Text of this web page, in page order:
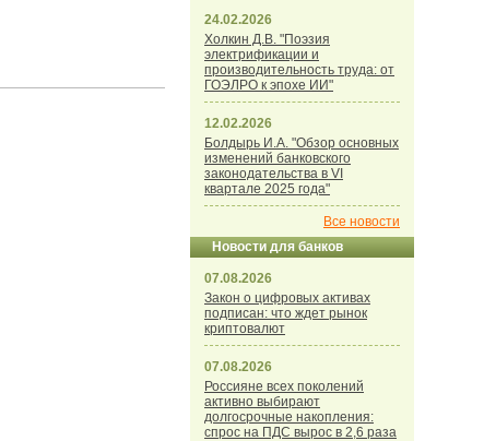
24.02.2026
Холкин Д.В. "Поэзия
электрификации и
производительность труда: от
ГОЭЛРО к эпохе ИИ"
12.02.2026
Болдырь И.А. "Обзор основных
изменений банковского
законодательства в VI
квартале 2025 года"
Все новости
Новости для банков
07.08.2026
Закон о цифровых активах
подписан: что ждет рынок
криптовалют
07.08.2026
Россияне всех поколений
активно выбирают
долгосрочные накопления:
спрос на ПДС вырос в 2,6 раза